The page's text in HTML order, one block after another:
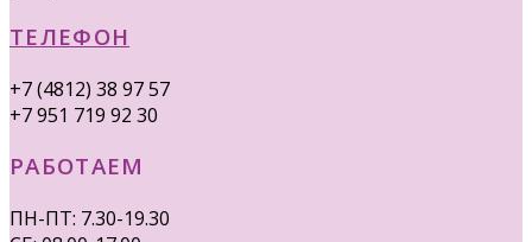
ТЕЛЕФОН
+7 (4812) 38 97 57
+7 951 719 92 30
РАБОТАЕМ
ПН-ПТ: 7.30-19.30